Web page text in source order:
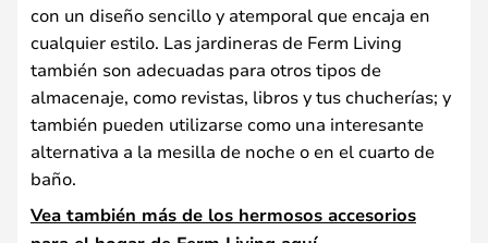
con un diseño sencillo y atemporal que encaja en
cualquier estilo. Las jardineras de Ferm Living
también son adecuadas para otros tipos de
almacenaje, como revistas, libros y tus chucherías; y
también pueden utilizarse como una interesante
alternativa a la mesilla de noche o en el cuarto de
baño.
Vea también más de los hermosos accesorios